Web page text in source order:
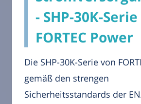
- SHP-30K-
FORTEC Power
Die SHP-30K-Serie von
gemäß den strengen
Sicherheitsstandards der